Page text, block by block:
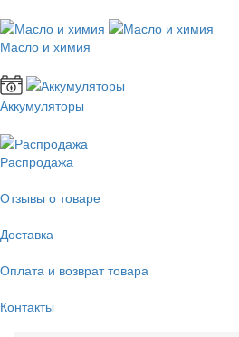
Масло и химия
Аккумуляторы
Распродажа
Отзывы о товаре
Доставка
Оплата и возврат товара
Контакты